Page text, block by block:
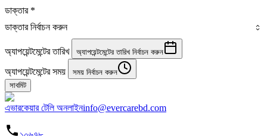
ডাক্তার *
ডাক্তার নির্বাচন করুন
অ্যাপয়েন্টমেন্টের তারিখ অ্যাপয়েন্টমেন্টের তারিখ নির্বাচন করুন
অ্যাপয়েন্টমেন্টের সময়
সময় নির্বাচন করুন
সাবমিট
এভারকেয়ার টেলি অনলাইনinfo@evercarebd.com